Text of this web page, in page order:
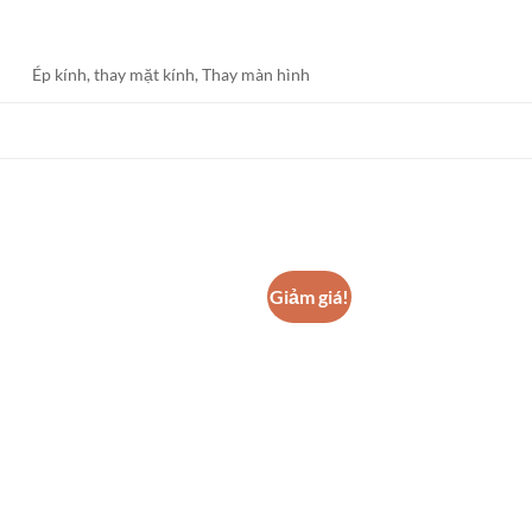
Ép kính, thay mặt kính, Thay màn hình
Giảm giá!